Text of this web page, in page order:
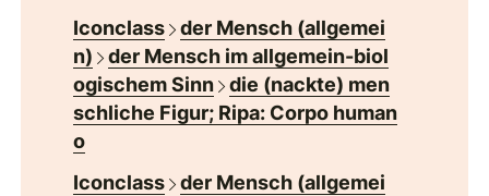
Iconclass
der Mensch (allgemei
n)
der Mensch im allgemein-biol
ogischem Sinn
die (nackte) men
schliche Figur; Ripa: Corpo human
o
Iconclass
der Mensch (allgemei